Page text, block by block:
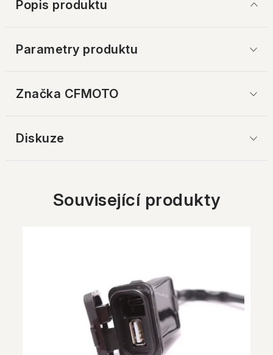
Popis produktu
Parametry produktu
Značka CFMOTO
Diskuze
Související produkty